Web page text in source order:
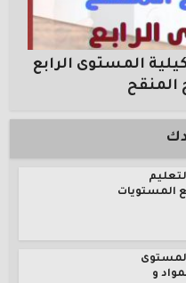
المستوى الرابع
المنقح
المستويات
و